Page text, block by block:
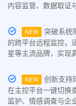
内容监管、数据取证
NEW
突破系统
的跨平台远程监控，
星等主流品牌，实现
NEW
创新支持
在主控平台一键切换
监护、情感调查与企